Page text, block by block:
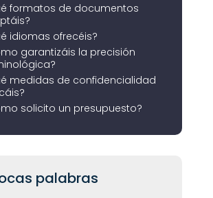
formatos de documentos
idiomas ofrecéis?
garantizáis la precisión
medidas de confidencialidad
solicito un presupuesto?
palabras